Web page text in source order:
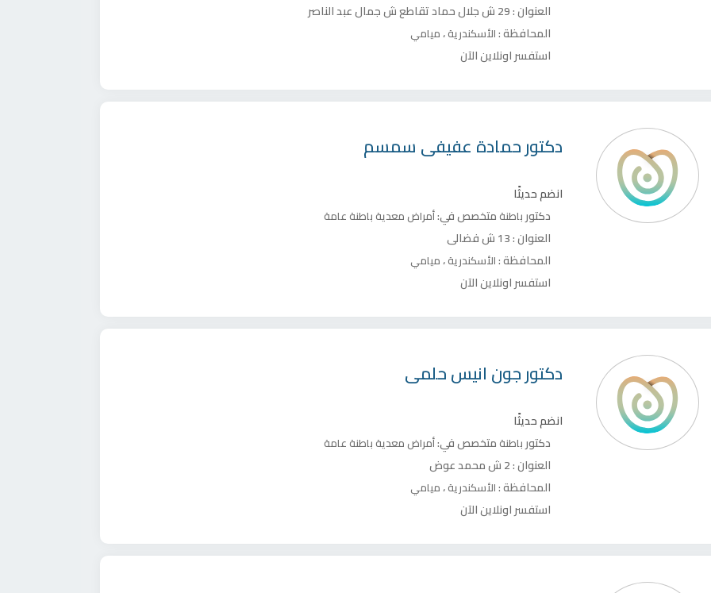
العنوان :29 ش جلال حماد تقاطع ش جمال عبد الناصر
المحافظة :الأسكندرية،ميامي
استفسر اونلاين الآن
دكتورحمادة عفيفى سمسم
انضم حديثًا
دكتور باطنةمتخصص في:أمراض معديةباطنة عامة
العنوان :13 ش فضالى
المحافظة :الأسكندرية،ميامي
استفسر اونلاين الآن
دكتورجون انيس حلمى
انضم حديثًا
دكتور باطنةمتخصص في:أمراض معديةباطنة عامة
العنوان :2 ش محمد عوض
المحافظة :الأسكندرية،ميامي
استفسر اونلاين الآن